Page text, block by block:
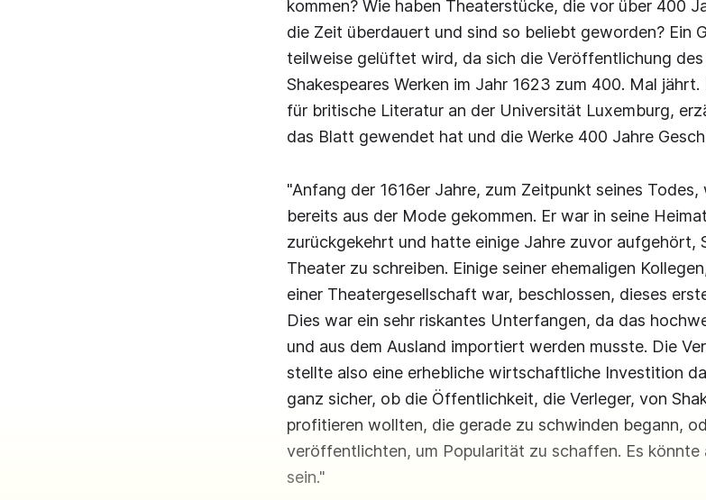
kommen? Wie haben Theaterstücke, die vor über 400
die Zeit überdauert und sind so beliebt geworden? Ein
teilweise gelüftet wird, da sich die Veröffentlichung
Shakespeares Werken im Jahr 1623 zum 400. Mal
für britische Literatur an der Universität Luxemburg,
das Blatt gewendet hat und die Werke 400 Jahre
"Anfang der 1616er Jahre, zum Zeitpunkt seines Todes,
bereits aus der Mode gekommen. Er war in seine
zurückgekehrt und hatte einige Jahre zuvor aufgehört,
Theater zu schreiben. Einige seiner ehemaligen
einer Theatergesellschaft war, beschlossen, dieses
Dies war ein sehr riskantes Unterfangen, da das
und aus dem Ausland importiert werden musste. Die
stellte also eine erhebliche wirtschaftliche Investition
ganz sicher, ob die Öffentlichkeit, die Verleger, von
profitieren wollten, die gerade zu schwinden begann,
veröffentlichten, um Popularität zu schaffen. Es könnte
sein."